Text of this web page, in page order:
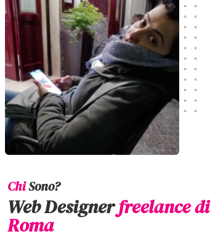
ChiSono?
Web Designerfreelance di
Roma